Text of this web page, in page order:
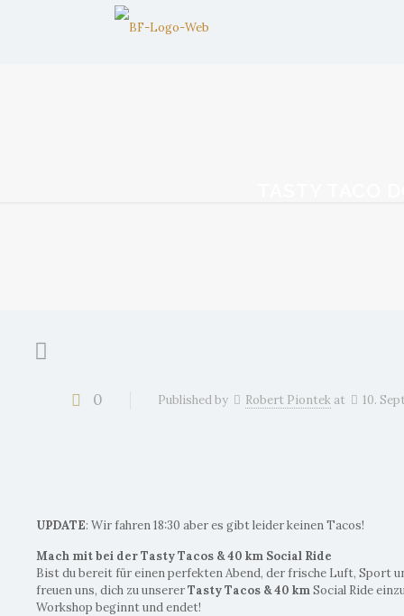
0 Published by Robert Piontek at 10.
UPDATE: Wir fahren 18:30 aber es gibt leider keinen Tacos!
Mach mit bei der Tasty Tacos & 40 km Social Ride
Bist du bereit für einen perfekten Abend, der frische Luft, Sport
freuen uns, dich zu unsererTasty Tacos & 40 kmSocial Ride
Workshop beginnt und endet!